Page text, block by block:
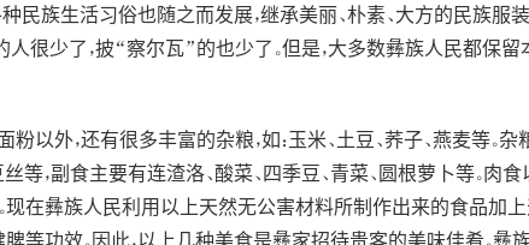
民族生活习俗也随之而发展，继承美丽、朴素、大方的民族服
很少了，披“察尔瓦”的也少了。但是，大多数彝族人民都保
外，还有很多丰富的杂粮，如：玉米、土豆、荞子、燕麦等。杂
等，副食主要有连渣洛、酸菜、四季豆、青菜、圆根萝卜等。肉食
。现在彝族人民利用以上天然无公害材料所制作出来的食品加
等功效。因此，以上几种美食是彝家招待贵客的美味佳肴。彝